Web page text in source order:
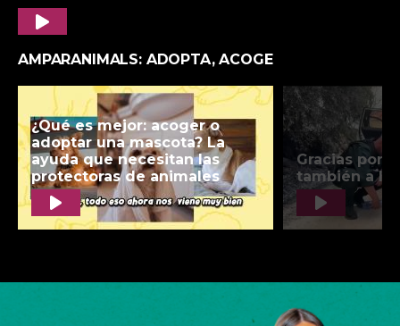
Play
AMPARANIMALS: ADOPTA, ACOGE